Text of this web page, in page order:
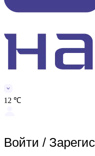
12 ℃
Войти /